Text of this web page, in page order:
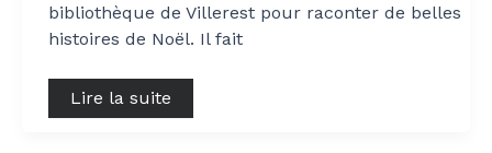
bibliothèque de Villerest pour raconter de belles
histoires de Noël. Il fait
Lire la suite